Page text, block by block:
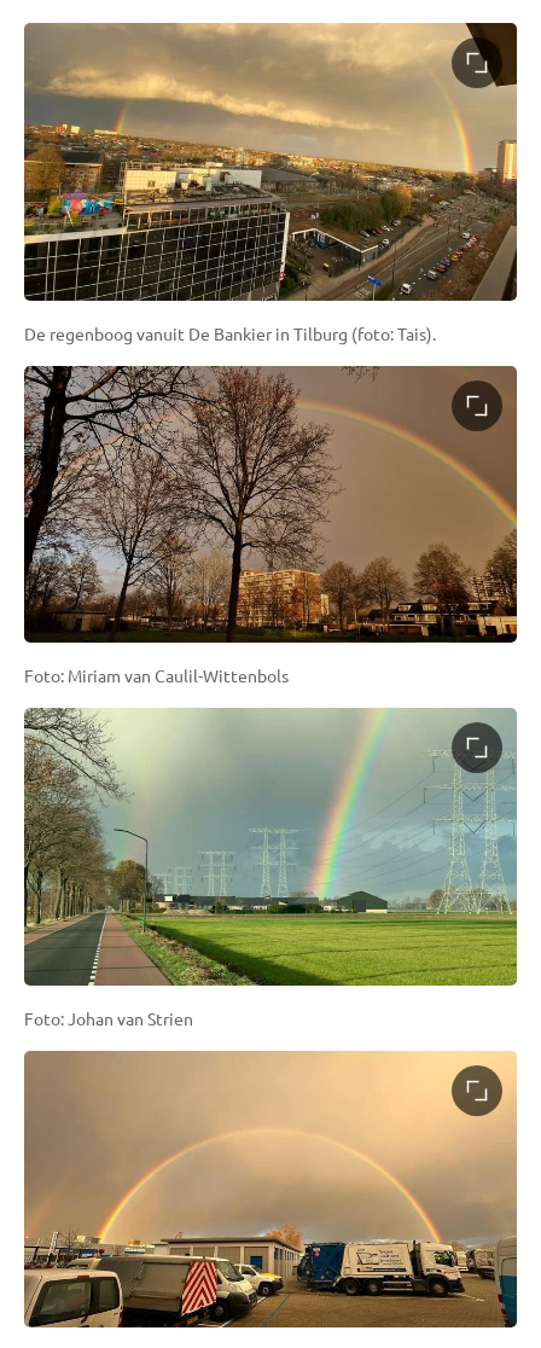
De regenboog vanuit De Bankier in Tilburg (foto: Tais).
Foto: Miriam van Caulil-Wittenbols
Foto: Johan van Strien